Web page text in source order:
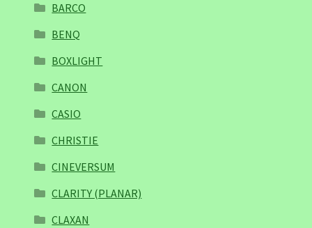
BARCO
BENQ
BOXLIGHT
CANON
CASIO
CHRISTIE
CINEVERSUM
CLARITY (PLANAR)
CLAXAN